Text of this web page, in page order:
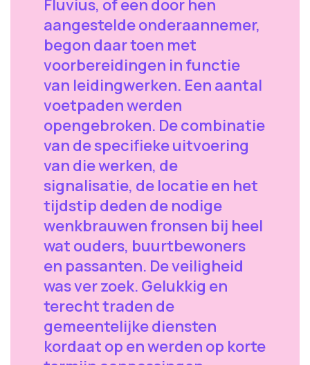
Fluvius, of een door hen
aangestelde onderaannemer,
begon daar toen met
voorbereidingen in functie
van leidingwerken. Een aantal
voetpaden werden
opengebroken. De combinatie
van de specifieke uitvoering
van die werken, de
signalisatie, de locatie en het
tijdstip deden de nodige
wenkbrauwen fronsen bij heel
wat ouders, buurtbewoners
en passanten. De veiligheid
was ver zoek. Gelukkig en
terecht traden de
gemeentelijke diensten
kordaat op en werden op korte